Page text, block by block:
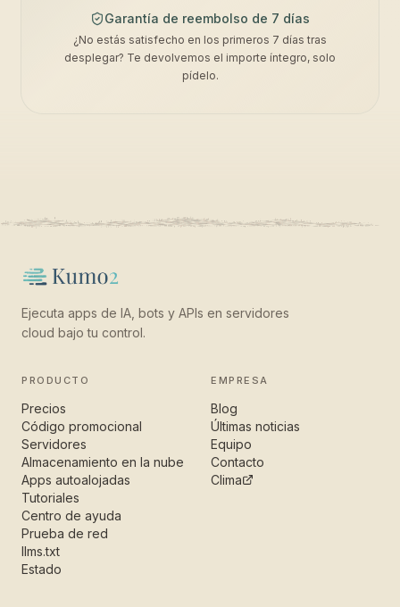
Garantía de reembolso de 7 días
¿No estás satisfecho en los primeros 7 días tras
desplegar? Te devolvemos el importe íntegro, solo
pídelo.
Ejecuta apps de IA, bots y APIs en servidores
cloud bajo tu control.
PRODUCTO
Precios
Código promocional
Servidores
Almacenamiento en la nube
Apps autoalojadas
Tutoriales
Centro de ayuda
Prueba de red
llms.txt
Estado
EMPRESA
Blog
Últimas noticias
Equipo
Contacto
Clima